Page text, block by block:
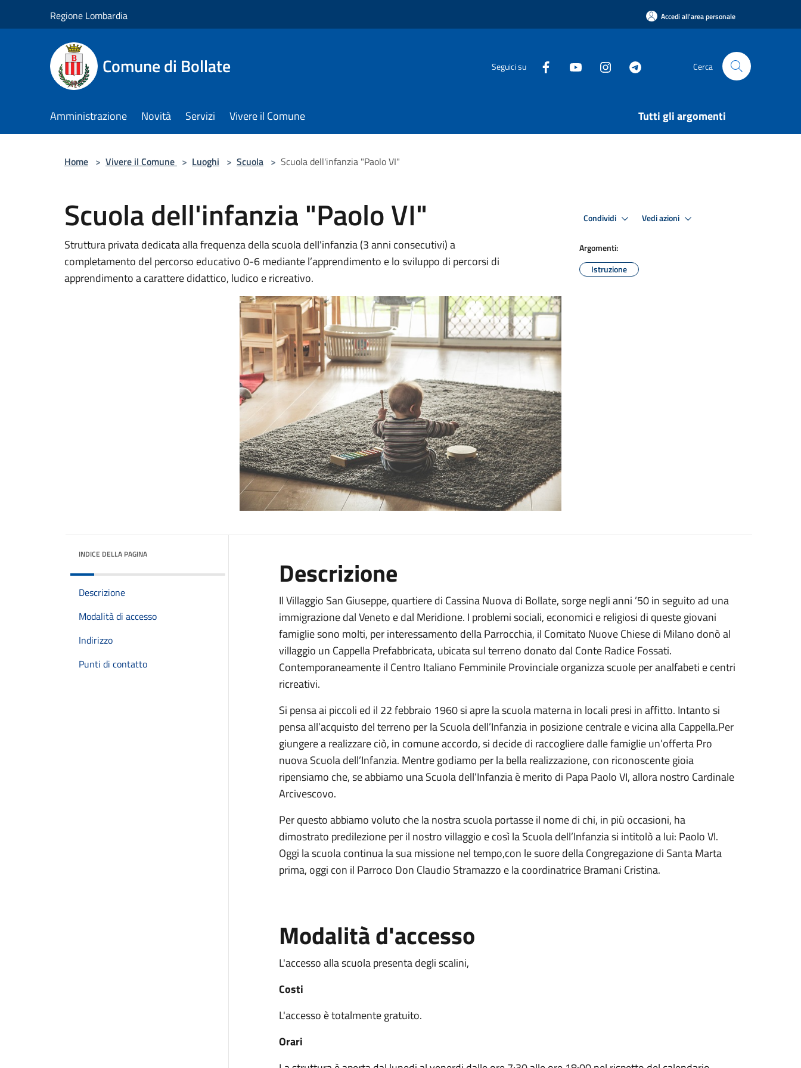
Regione Lombardia Accedi all'area personale
Comune di Bollate Seguici su Cerca
Amministrazione Novità Servizi Vivere il Comune Tutti gli argomenti
Home > Vivere il Comune > Luoghi > Scuola > Scuola dell'infanzia "Paolo VI"
Scuola dell'infanzia "Paolo VI"
Struttura privata dedicata alla frequenza della scuola dell'infanzia (3 anni consecutivi) a
completamento del percorso educativo 0-6 mediante l’apprendimento e lo sviluppo di percorsi di
apprendimento a carattere didattico, ludico e ricreativo.
Condividi Vedi azioni
Argomenti:
Istruzione
INDICE DELLA PAGINA
Descrizione
Modalità di accesso
Indirizzo
Punti di contatto
Descrizione
Il Villaggio San Giuseppe, quartiere di Cassina Nuova di Bollate, sorge negli anni ’50 in seguito ad una
immigrazione dal Veneto e dal Meridione. I problemi sociali, economici e religiosi di queste giovani
famiglie sono molti, per interessamento della Parrocchia, il Comitato Nuove Chiese di Milano donò al
villaggio un Cappella Prefabbricata, ubicata sul terreno donato dal Conte Radice Fossati.
Contemporaneamente il Centro Italiano Femminile Provinciale organizza scuole per analfabeti e centri
ricreativi.
Si pensa ai piccoli ed il 22 febbraio 1960 si apre la scuola materna in locali presi in affitto. Intanto si
pensa all’acquisto del terreno per la Scuola dell’Infanzia in posizione centrale e vicina alla Cappella.Per
giungere a realizzare ciò, in comune accordo, si decide di raccogliere dalle famiglie un’offerta Pro
nuova Scuola dell’Infanzia. Mentre godiamo per la bella realizzazione, con riconoscente gioia
ripensiamo che, se abbiamo una Scuola dell’Infanzia è merito di Papa Paolo VI, allora nostro Cardinale
Arcivescovo.
Per questo abbiamo voluto che la nostra scuola portasse il nome di chi, in più occasioni, ha
dimostrato predilezione per il nostro villaggio e così la Scuola dell’Infanzia si intitolò a lui: Paolo VI.
Oggi la scuola continua la sua missione nel tempo,con le suore della Congregazione di Santa Marta
prima, oggi con il Parroco Don Claudio Stramazzo e la coordinatrice Bramani Cristina.
Modalità d'accesso
L'accesso alla scuola presenta degli scalini,
Costi
L'accesso è totalmente gratuito.
Orari